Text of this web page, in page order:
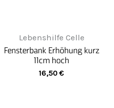
Lebenshilfe Celle
Fensterbank Erhöhung kurz
11cm hoch
16,50 €